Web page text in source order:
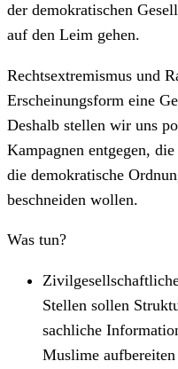
der demokratischen
auf den Leim gehen.
Rechtsextremismus und
Erscheinungsform eine
Deshalb stellen wir uns
Kampagnen entgegen,
die demokratische
beschneiden wollen.
Was tun?
Stellen sollen
sachliche
Muslime